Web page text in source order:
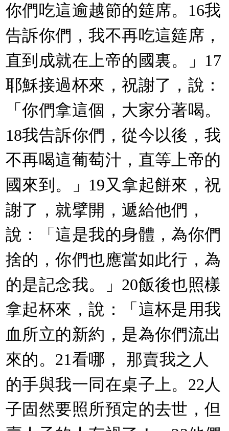
你們吃這逾越節的筵席。16我
告訴你們，我不再吃這筵席，
直到成就在上帝的國裏。」17
耶穌接過杯來，祝謝了，說：
「你們拿這個，大家分著喝。
18我告訴你們，從今以後，我
不再喝這葡萄汁，直等上帝的
國來到。」19又拿起餅來，祝
謝了，就擘開，遞給他們，
說：「這是我的身體，為你們
捨的，你們也應當如此行，為
的是記念我。」20飯後也照樣
拿起杯來，說：「這杯是用我
血所立的新約，是為你們流出
來的。21看哪， 那賣我之人
的手與我一同在桌子上。22人
子固然要照所預定的去世，但